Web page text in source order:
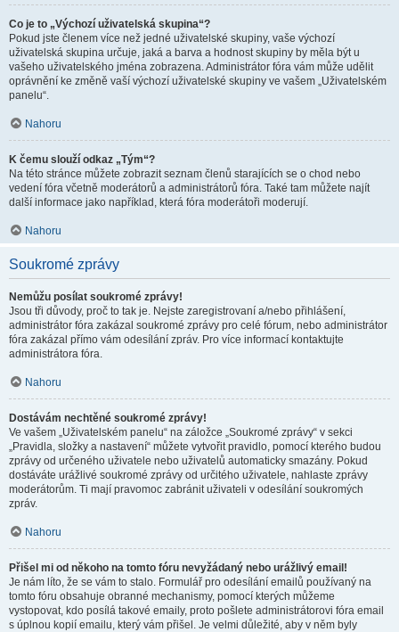
Co je to „Výchozí uživatelská skupina“?
Pokud jste členem více než jedné uživatelské skupiny, vaše výchozí
uživatelská skupina určuje, jaká a barva a hodnost skupiny by měla být u
vašeho uživatelského jména zobrazena. Administrátor fóra vám může udělit
oprávnění ke změně vaší výchozí uživatelské skupiny ve vašem „Uživatelském
panelu“.
Nahoru
K čemu slouží odkaz „Tým“?
Na této stránce můžete zobrazit seznam členů starajících se o chod nebo
vedení fóra včetně moderátorů a administrátorů fóra. Také tam můžete najít
další informace jako například, která fóra moderátoři moderují.
Nahoru
Soukromé zprávy
Nemůžu posílat soukromé zprávy!
Jsou tři důvody, proč to tak je. Nejste zaregistrovaní a/nebo přihlášení,
administrátor fóra zakázal soukromé zprávy pro celé fórum, nebo administrátor
fóra zakázal přímo vám odesílání zpráv. Pro více informací kontaktujte
administrátora fóra.
Nahoru
Dostávám nechtěné soukromé zprávy!
Ve vašem „Uživatelském panelu“ na záložce „Soukromé zprávy“ v sekci
„Pravidla, složky a nastavení“ můžete vytvořit pravidlo, pomocí kterého budou
zprávy od určeného uživatele nebo uživatelů automaticky smazány. Pokud
dostáváte urážlivé soukromé zprávy od určitého uživatele, nahlaste zprávy
moderátorům. Ti mají pravomoc zabránit uživateli v odesílání soukromých
zpráv.
Nahoru
Přišel mi od někoho na tomto fóru nevyžádaný nebo urážlivý email!
Je nám líto, že se vám to stalo. Formulář pro odesílání emailů používaný na
tomto fóru obsahuje obranné mechanismy, pomocí kterých můžeme
vystopovat, kdo posílá takové emaily, proto pošlete administrátorovi fóra email
s úplnou kopií emailu, který vám přišel. Je velmi důležité, aby v něm byly